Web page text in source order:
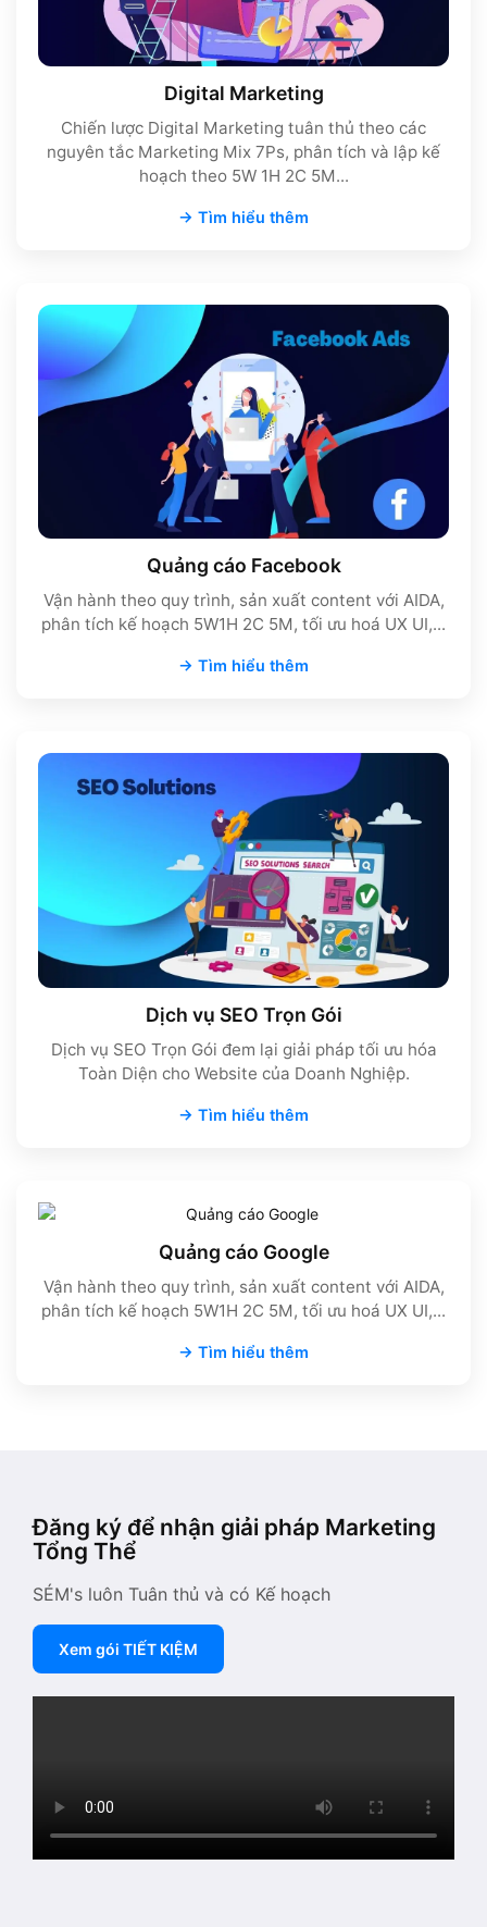
Digital Marketing
Chiến lược Digital Marketing tuân thủ theo các
nguyên tắc Marketing Mix 7Ps, phân tích và lập kế
hoạch theo 5W 1H 2C 5M...
→ Tìm hiểu thêm
Quảng cáo Facebook
Vận hành theo quy trình, sản xuất content với AIDA,
phân tích kế hoạch 5W1H 2C 5M, tối ưu hoá UX UI,...
→ Tìm hiểu thêm
Dịch vụ SEO Trọn Gói
Dịch vụ SEO Trọn Gói đem lại giải pháp tối ưu hóa
Toàn Diện cho Website của Doanh Nghiệp.
→ Tìm hiểu thêm
Quảng cáo Google
Vận hành theo quy trình, sản xuất content với AIDA,
phân tích kế hoạch 5W1H 2C 5M, tối ưu hoá UX UI,...
→ Tìm hiểu thêm
Đăng ký để nhận giải pháp Marketing
Tổng Thể
SÉM's luôn Tuân thủ và có Kế hoạch
Xem gói TIẾT KIỆM